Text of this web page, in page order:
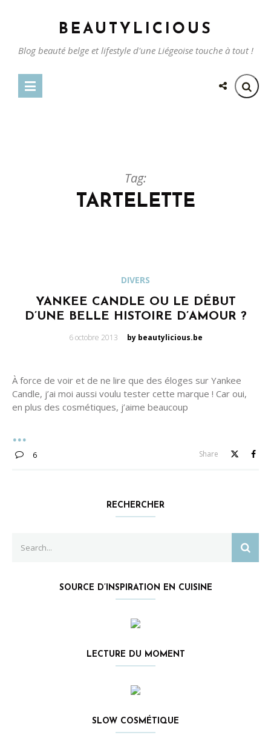
BEAUTYLICIOUS
Blog beauté belge et lifestyle d'une Liégeoise touche à tout !
Tag:
TARTELETTE
DIVERS
YANKEE CANDLE OU LE DÉBUT
D’UNE BELLE HISTOIRE D’AMOUR ?
Posted
6 octobre 2013 by beautylicious.be
À force de voir et de ne lire que des éloges sur Yankee
Candle, j’ai moi aussi voulu tester cette marque ! Car oui,
en plus des cosmétiques, j’aime beaucoup
6 Share
RECHERCHER
for:
SOURCE D’INSPIRATION EN CUISINE
LECTURE DU MOMENT
SLOW COSMÉTIQUE